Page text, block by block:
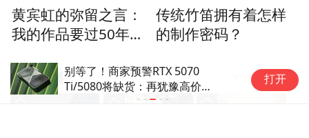
黄宾虹的弥留之言：
我的作品要过50年才
看着吧
传统竹笛拥有着怎样
的制作密码？
正在热播 打开app阅读
别等了！商家预警RTX 5070
Ti/5080将缺货：再犹豫高价都
真
打开